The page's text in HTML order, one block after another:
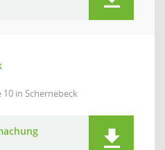
in Schernebeck